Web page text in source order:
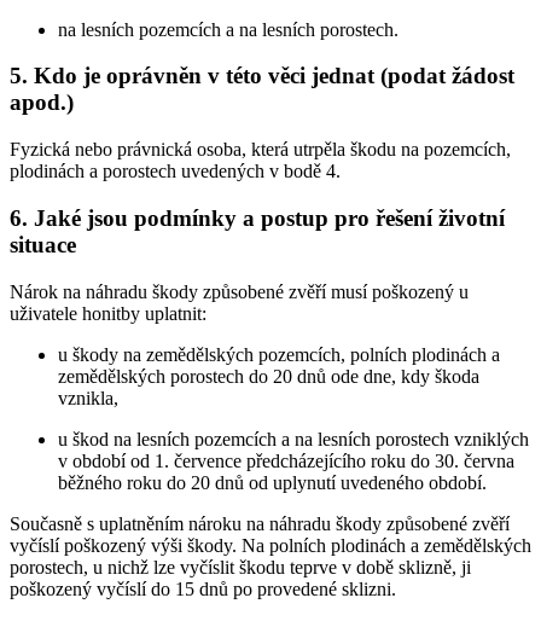
na lesních pozemcích a na lesních porostech.
5. Kdo je oprávněn v této věci jednat (podat žádost
apod.)
Fyzická nebo právnická osoba, která utrpěla škodu na pozemcích,
plodinách a porostech uvedených v bodě 4.
6. Jaké jsou podmínky a postup pro řešení životní
situace
Nárok na náhradu škody způsobené zvěří musí poškozený u
uživatele honitby uplatnit:
u škody na zemědělských pozemcích, polních plodinách a
zemědělských porostech do 20 dnů ode dne, kdy škoda
vznikla,
u škod na lesních pozemcích a na lesních porostech vzniklých
v období od 1. července předcházejícího roku do 30. června
běžného roku do 20 dnů od uplynutí uvedeného období.
Současně s uplatněním nároku na náhradu škody způsobené zvěří
vyčíslí poškozený výši škody. Na polních plodinách a zemědělských
porostech, u nichž lze vyčíslit škodu teprve v době sklizně, ji
poškozený vyčíslí do 15 dnů po provedené sklizni.